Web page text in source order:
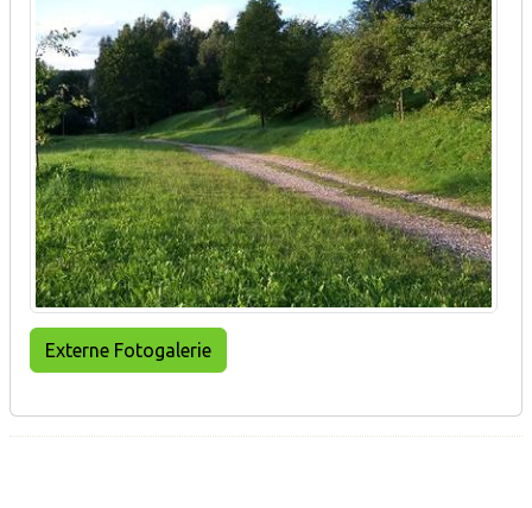
Externe Fotogalerie